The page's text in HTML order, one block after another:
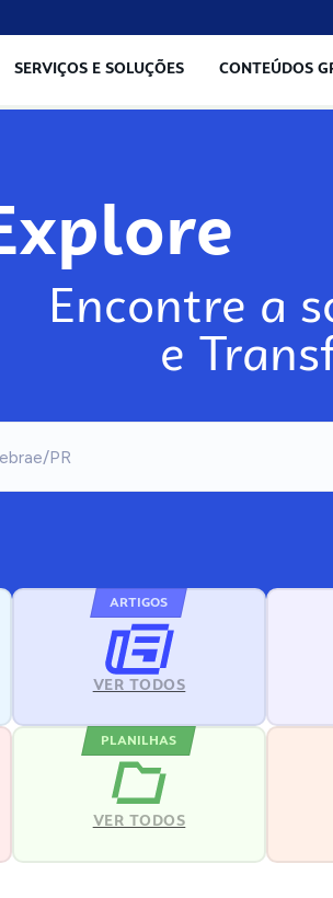
SERVIÇOS E SOLUÇÕES CONTEÚDOS
Explore
Encontre a
e
ARTIGOS
VER TODOS
PLANILHAS
VER TODOS